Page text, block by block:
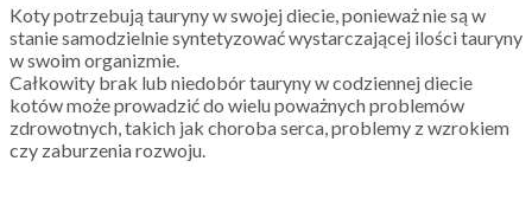
Koty potrzebują tauryny w swojej diecie, ponieważ nie są w
stanie samodzielnie syntetyzować wystarczającej ilości tauryny
w swoim organizmie.
Całkowity brak lub niedobór tauryny w codziennej diecie
kotów może prowadzić do wielu poważnych problemów
zdrowotnych, takich jak choroba serca, problemy z wzrokiem
czy zaburzenia rozwoju.